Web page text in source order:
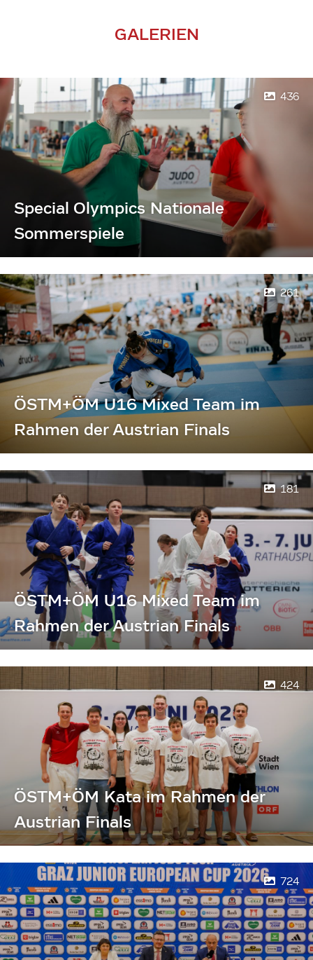
GALERIEN
436
Special Olympics Nationale
Sommerspiele
261
ÖSTM+ÖM U16 Mixed Team im
Rahmen der Austrian Finals
181
ÖSTM+ÖM U16 Mixed Team im
Rahmen der Austrian Finals
424
ÖSTM+ÖM Kata im Rahmen der
Austrian Finals
724